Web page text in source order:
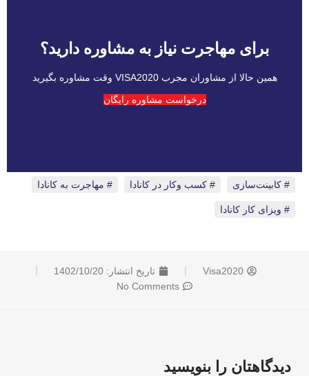
برای مهاجرت نیاز به مشاوره دارید؟
همین حالا از مشاوران مجرب VISA2020 وقت مشاوره بگیرید
درخواست مشاوره رایگان
کابینت‌سازی کسب وکار در کانادا مهاجرت به کانادا
ویزای کار کانادا
Visa2020 تاریخ انتشار: 1402/10/20
No Comments
دیدگاهتان را بنویسید